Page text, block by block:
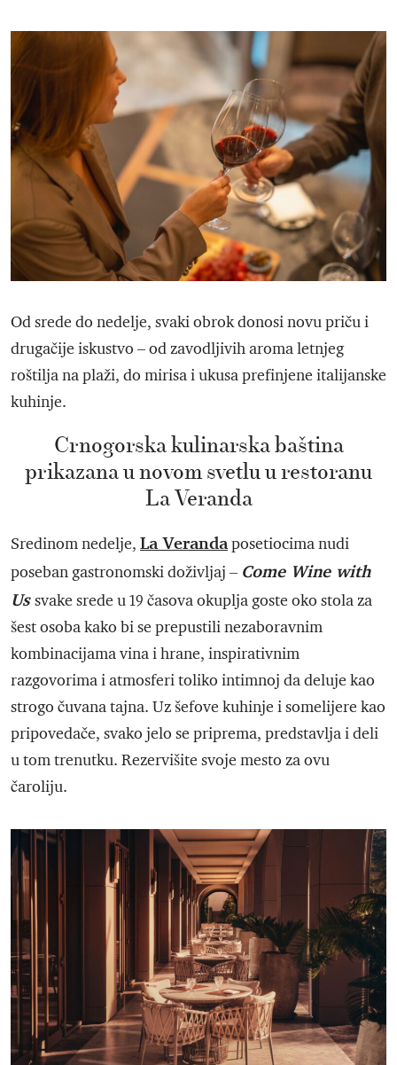
Od srede do nedelje, svaki obrok donosi novu priču i
drugačije iskustvo – od zavodljivih aroma letnjeg
roštilja na plaži, do mirisa i ukusa prefinjene italijanske
kuhinje.
Crnogorska kulinarska baština
prikazana u novom svetlu u restoranu
La Veranda
Sredinom nedelje, La Verandaposetiocima nudi
poseban gastronomski doživljaj – Come Wine with
Us svake srede u 19 časova okuplja goste oko stola za
šest osoba kako bi se prepustili nezaboravnim
kombinacijama vina i hrane, inspirativnim
razgovorima i atmosferi toliko intimnoj da deluje kao
strogo čuvana tajna. Uz šefove kuhinje i somelijere kao
pripovedače, svako jelo se priprema, predstavlja i deli
u tom trenutku. Rezervišite svoje mesto za ovu
čaroliju.